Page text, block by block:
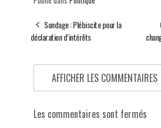
Sondage : Plébiscite pour la
déclaration d’intérêts
AFFICHER LES COMMENTAIRES
Les commentaires sont fermés